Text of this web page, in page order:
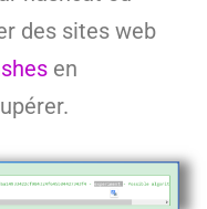
des sites web
en